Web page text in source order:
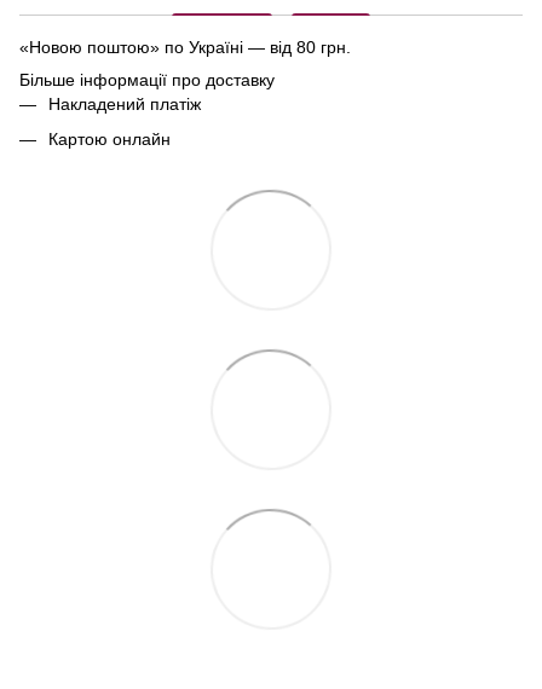
«Новою поштою» по Україні — від 80 грн.
Більше інформації про доставку
Накладений платіж
Картою онлайн